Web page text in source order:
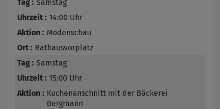
Samstag
14:00 Uhr
Modenschau
Rathausvorplatz
Samstag
15:00 Uhr
Kuchenanschnitt mit der Bäckerei
Bergmann